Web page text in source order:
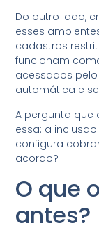
Do outro lado,
esses
cadastros
funcionam
acessados
automática e
A pergunta que
essa: a
configura
acordo?
O que
antes?